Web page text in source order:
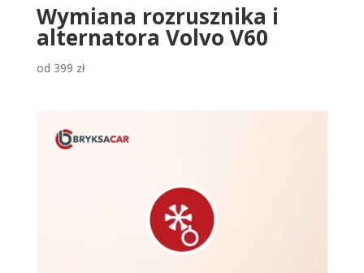
Wymiana rozrusznika i
alternatora Volvo V60
od 399 zł